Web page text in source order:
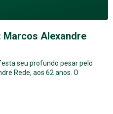
Alexandre
seu profundo pesar pelo
Rede, aos 62 anos. O